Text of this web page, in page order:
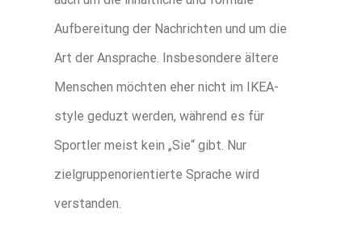
Aufbereitung der Nachrichten und um die
Art der Ansprache. Insbesondere ältere
Menschen möchten eher nicht im IKEA-
style geduzt werden, während es für
Sportler meist kein „Sie“ gibt. Nur
zielgruppenorientierte Sprache wird
verstanden.